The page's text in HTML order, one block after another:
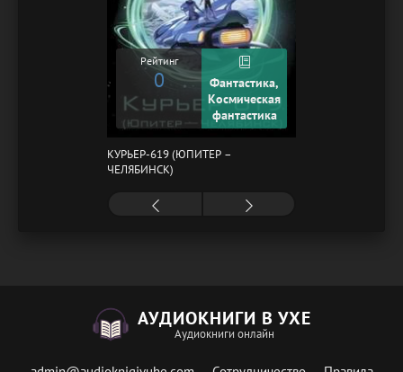
Рейтинг
0
Фантастика,
Космическая
фантастика
КУРЬЕР-619 (ЮПИТЕР –
ЧЕЛЯБИНСК)
АУДИОКНИГИ В УХЕ
Аудиокниги онлайн